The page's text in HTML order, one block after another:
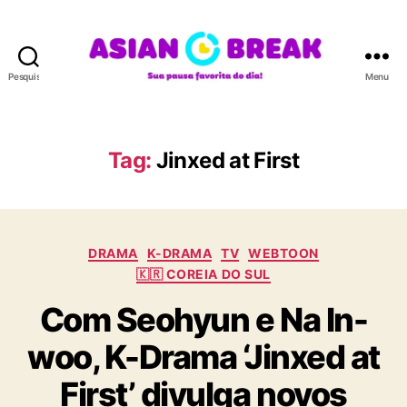
Pesquisar
A
N
R
A
K
Menu
Tag: Jinxed at First
C
a
t
e
g
o
r
i
DRAMA K-DRAMA TV
WEBTOON
🇰🇷 COREIA DO SUL
Com Seohyun e Na In-
woo, K-Drama ‘Jinxed at
First’ divulga novos